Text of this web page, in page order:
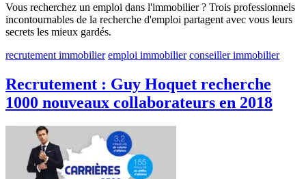
Vous recherchez un emploi dans l'immobilier ? Trois professionnels
incontournables de la recherche d'emploi partagent avec vous leurs
secrets les mieux gardés.
recrutement immobilier emploi immobilier conseiller immobilier
Recrutement : Guy Hoquet recherche
1000 nouveaux collaborateurs en 2018